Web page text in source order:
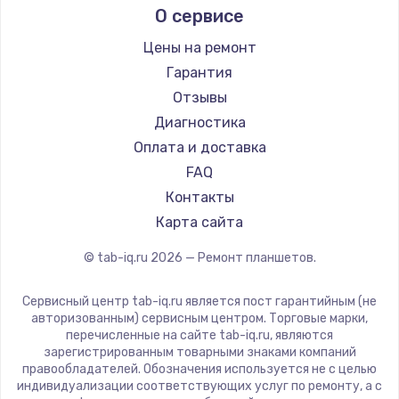
1330 руб.
Заказать
Замена видеокарты
2100 руб.
Заказать
Заказать
Замена материнской платы
1590 руб.
Microsoft
BlackView
Amazon
Aquarius
Philips
Dell
HP
Getac
ZTE
CHUWI
О сервисе
Цены на ремонт
Гарантия
Отзывы
Диагностика
Оплата и доставка
FAQ
Контакты
Карта сайта
© tab-iq.ru 2026 — Ремонт планшетов.
Сервисный центр tab-iq.ru является пост гарантийным (не
авторизованным) сервисным центром. Торговые марки,
перечисленные на сайте tab-iq.ru, являются
зарегистрированным товарными знаками компаний
правообладателей. Обозначения используется не с целью
индивидуализации соответствующих услуг по ремонту, а с